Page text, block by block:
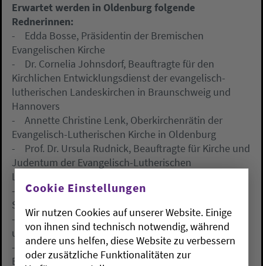
Erwartet werden in Oldenburg folgende
Rednerinnen:
- Edda Bosse, Präsidentin der Bremischen
Evangelischen Kirche
- Dr. Cornelia Johnsdorf, Beauftragte für den
Kirchlichen Entwicklungsdienst der evangelisch-
lutherischen Landeskirchen in Braunschweig und
Hannovers
- Annette Christine Lenk, Oberkirchenrätin der
Evangelisch-Lutherischen Kirche in Oldenburg
- Prof. Dr. Ursula Rudnick, Beauftragte für Kirche und
Judentum der Evangelisch-Lutherischen
Landeskirche Hannovers
- Sabine Schicke; Stv. Leiterin der NWZ-
Stadtredaktion Oldenburg
- PD. Dr. Cordula Weißköppel, Institut für Ethnologie
und Kulturwissenschaft der Universität Bremen
- Nigar Yardim, Muslimische Theologin und
Erziehungswissenschaftlerin, Duisburg
Cookie Einstellungen
Wir nutzen Cookies auf unserer Website. Einige
von ihnen sind technisch notwendig, während
andere uns helfen, diese Website zu verbessern
oder zusätzliche Funktionalitäten zur